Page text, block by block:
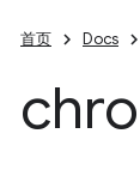
首页 Docs